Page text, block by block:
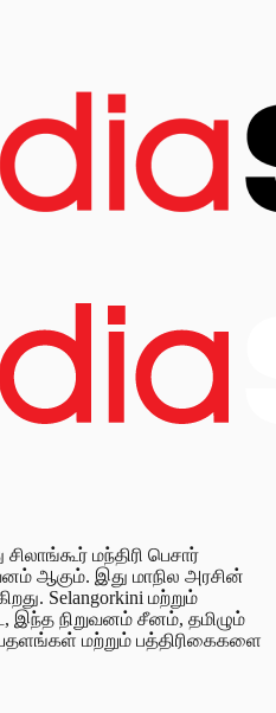
மந்திரி பெசார்
ஆகும். இது மாநில அரசின்
Selangorkini மற்றும்
இந்த நிறுவனம் சீனம், தமிழும்
மற்றும் பத்திரிகைகளை